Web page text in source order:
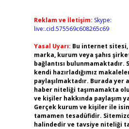
Reklam ve İletişim: Skype:
live:.cid.575569c608265c69
Yasal Uyarı: Bu internet
marka, kurum veya şahıs
bağlantısı bulunmamaktadır.
kendi hazırladığımız
paylaşılmaktadır. Burada yer
haber niteliği taşımamakta
ve kişiler hakkında paylaşım
Gerçek kurum ve kişiler ile
tamamen tesadüfidir.
halindedir ve tavsiye niteliği